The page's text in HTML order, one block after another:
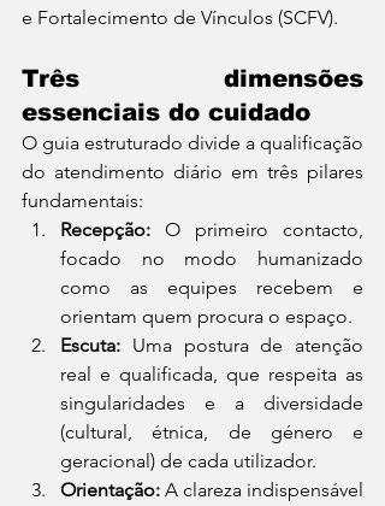
e Fortalecimento de Vínculos (SCFV).
Três dimensões
essenciais do cuidado
O guia estruturado divide a qualificação
do atendimento diário em três pilares
fundamentais:
Recepção: O primeiro contacto,
focado no modo humanizado
como as equipes recebem e
orientam quem procura o espaço.
Escuta: Uma postura de atenção
real e qualificada, que respeita as
singularidades e a diversidade
(cultural, étnica, de género e
geracional) de cada utilizador.
Orientação: A clareza indispensável